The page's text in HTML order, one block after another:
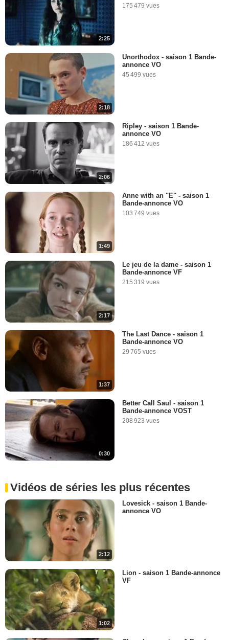
2:25
175 479 vues
2:18
Unorthodox - saison 1 Bande-
annonce VO
45 499 vues
2:06
Ripley - saison 1 Bande-
annonce VO
186 412 vues
1:49
Anne with an "E" - saison 1
Bande-annonce VO
103 749 vues
2:17
Le jeu de la dame - saison 1
Bande-annonce VF
215 319 vues
1:37
The Last Dance - saison 1
Bande-annonce VO
29 765 vues
0:30
Better Call Saul - saison 1
Bande-annonce VOST
208 923 vues
Vidéos de séries les plus récentes
2:12
Lovesick - saison 1 Bande-
annonce VO
1:02
Lion - saison 1 Bande-annonce
VF